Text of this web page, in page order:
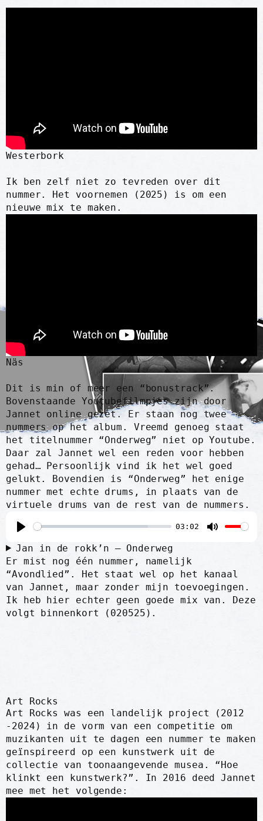
Westerbork
Ik ben zelf niet zo tevreden over dit
nummer. Het voornemen (2025) is om een
nieuwe mix te maken.
Näs
Dit is min of meer een “bonustrack”.
Bovenstaande Youtubefilmpjes zijn door
Jannet online gezet. Er staan nog twee
nummers op het album. Vreemd genoeg staat
het titelnummer “Onderweg” niet op Youtube.
Daar zal Jannet wel een reden voor hebben
gehad… Persoonlijk vind ik het wel goed
gelukt. Bovendien is “Onderweg” het enige
nummer met echte drums, in plaats van de
virtuele drums van de rest van de nummers.
a
y
03:02
t
e
Jan in de rokk’n – Onderweg
Er mist nog één nummer, namelijk
“Avondlied”. Het staat wel op het kanaal
van Jannet, maar zonder mijn toevoegingen.
Ik heb hier echter geen goede mix van. Deze
volgt binnenkort (020525).
Art Rocks
Art Rocks was een landelijk project (2012
-2024) in de vorm van een competitie om
muzikanten uit te dagen een nummer te maken
geïnspireerd op een kunstwerk uit de
collectie van toonaangevende musea. “Hoe
klinkt een kunstwerk?”. In 2016 deed Jannet
mee met het volgende: